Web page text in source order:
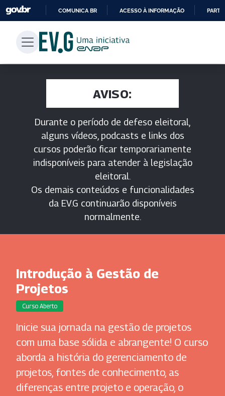
PARA
CONTEÚDO
COMUNICA BR ACESSO À INFORMAÇÃO
AVISO:
Durante o período de defeso eleitoral,
alguns vídeos, podcasts e links dos
cursos poderão ficar temporariamente
indisponíveis para atender à legislação
eleitoral.
Os demais conteúdos e funcionalidades
da EV.G continuarão disponíveis
normalmente.
Introdução à Gestão de
Projetos
Curso Aberto
Inicie sua jornada na gestão de projetos
com uma base sólida e abrangente! O curso
aborda a história do gerenciamento de
projetos, fontes de conhecimento, as
diferenças entre projeto e operação, o